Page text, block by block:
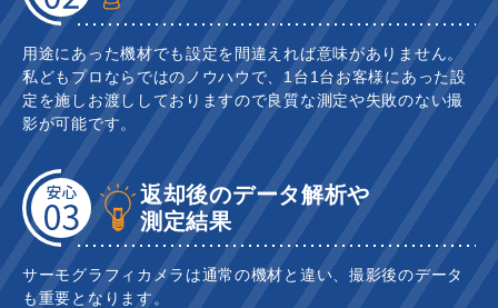
用途にあった機材でも設定を間違えれば意味がありません。
私どもプロならではのノウハウで、1台1台お客様にあった設
定を施しお渡ししておりますので良質な測定や失敗のない撮
影が可能です。
返却後のデータ解析や
測定結果
サーモグラフィカメラは通常の機材と違い、撮影後のデータ
も重要となります。